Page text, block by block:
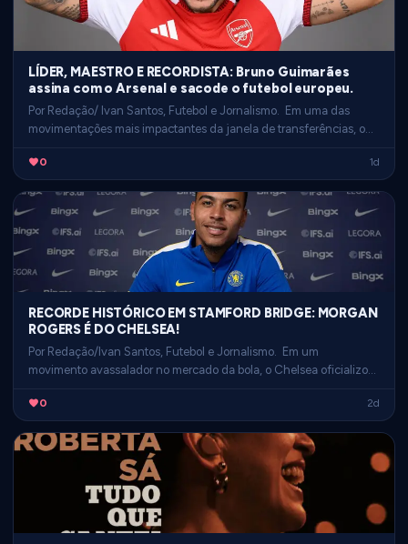
LÍDER, MAESTRO E RECORDISTA: Bruno Guimarães
assina com o Arsenal e sacode o futebol europeu.
Por Redação/ Ivan Santos, Futebol e Jornalismo. Em uma das
movimentações mais impactantes da janela de transferências, o
0 1d
RECORDE HISTÓRICO EM STAMFORD BRIDGE: MORGAN
ROGERS É DO CHELSEA!
Por Redação/Ivan Santos, Futebol e Jornalismo. Em um
movimento avassalador no mercado da bola, o Chelsea oficializou
0 2d